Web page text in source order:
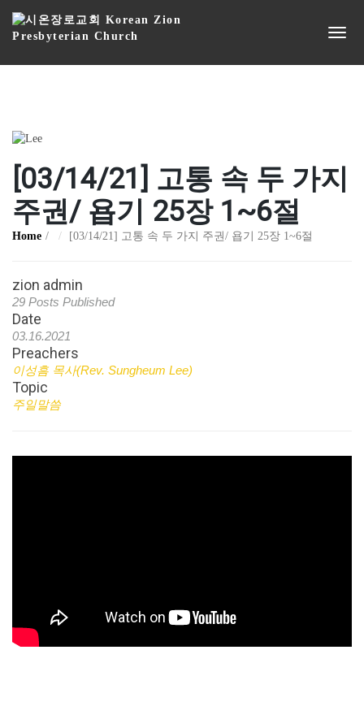
[03/14/21] 고통 속 두 가지
주권/ 욥기 25장 1~6절
Home [03/14/21] 고통 속 두 가지 주권/ 욥기 25장 1~6절
zion admin
29 Posts Published
Date
03.16.2021
Preachers
이성흠 목사(Rev. Sungheum Lee)
Topic
주일말씀